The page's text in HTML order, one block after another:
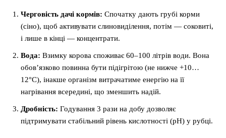
Черговість дачі кормів: Спочатку дають грубі корми
(сіно), щоб активувати слиновиділення, потім — соковиті,
і лише в кінці — концентрати.
Вода: Взимку корова споживає 60–100 літрів води. Вона
обов’язково повинна бути підігрітою (не нижче +10…
12°C), інакше організм витрачатиме енергію на її
нагрівання всередині, що зменшить надій.
Дробність: Годування 3 рази на добу дозволяє
підтримувати стабільний рівень кислотності (pH) у рубці.